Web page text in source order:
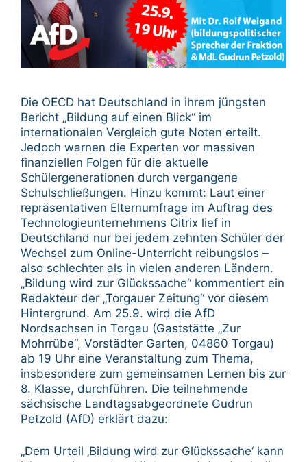
Die OECD hat Deutschland in ihrem jüngsten
Bericht „Bildung auf einen Blick“ im
internationalen Vergleich gute Noten erteilt.
Jedoch warnen die Experten vor massiven
finanziellen Folgen für die aktuelle
Schülergenerationen durch vergangene
Schulschließungen. Hinzu kommt: Laut einer
repräsentativen Elternumfrage im Auftrag des
Technologieunternehmens Citrix lief in
Deutschland nur bei jedem zehnten Schüler der
Wechsel zum Online-Unterricht reibungslos –
also schlechter als in vielen anderen Ländern.
„Bildung wird zur Glückssache“ kommentiert ein
Redakteur der „Torgauer Zeitung“ vor diesem
Hintergrund. Am 25.9. wird die AfD
Nordsachsen in Torgau (Gaststätte „Zur
Mohrrübe“, Vorstädter Garten, 04860 Torgau)
ab 19 Uhr eine Veranstaltung zum Thema,
insbesondere zum gemeinsamen Lernen bis zur
8. Klasse, durchführen. Die teilnehmende
sächsische Landtagsabgeordnete Gudrun
Petzold (AfD) erklärt dazu:
„Dem Urteil ‚Bildung wird zur Glückssache‘ kann